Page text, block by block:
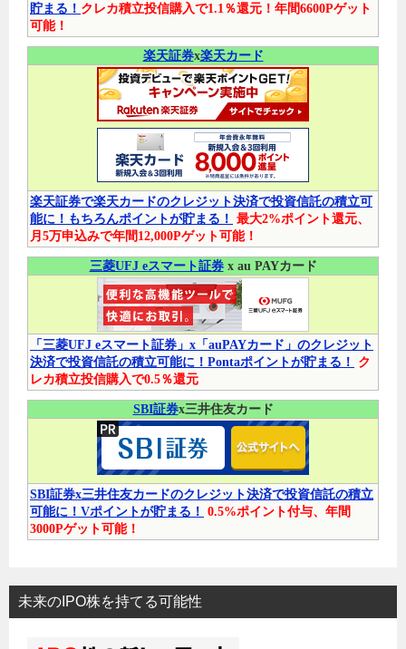
貯まる！ クレカ積立投信購入で1.1％還元！年間6600Pゲット
可能！
楽天証券x楽天カード
楽天証券で楽天カードのクレジット決済で投資信託の積立可
能に！もちろんポイントが貯まる！ 最大2%ポイント還元、
月5万申込みで年間12,000Pゲット可能！
三菱UFJ eスマート証券x au PAYカード
「三菱UFJ eスマート証券」x「auPAYカード」のクレジット
決済で投資信託の積立可能に！Pontaポイントが貯まる！
ク
レカ積立投信購入で0.5％還元
SBI証券x三井住友カード
SBI証券x三井住友カードのクレジット決済で投資信託の積立
可能に！Vポイントが貯まる！ 0.5%ポイント付与、年間
3000Pゲット可能！
未来のIPO株を持てる可能性